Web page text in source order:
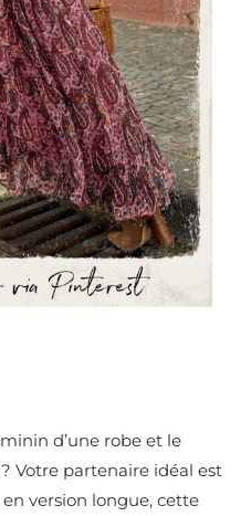
d’une robe et le
Votre partenaire idéal est
version longue, cette